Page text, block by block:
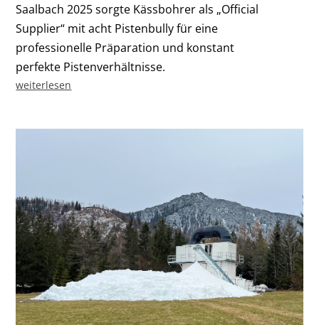
Saalbach 2025 sorgte Kässbohrer als „Official
Supplier“ mit acht Pistenbully für eine
professionelle Präparation und konstant
perfekte Pistenverhältnisse.
weiterlesen